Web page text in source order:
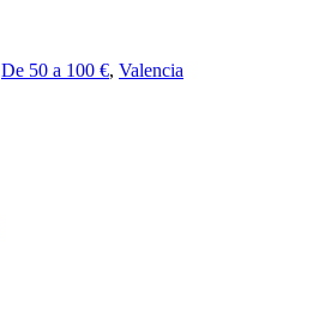
De 50 a 100 €, Valencia